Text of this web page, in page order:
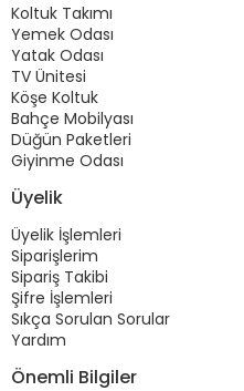
Koltuk Takımı
Yemek Odası
Yatak Odası
TV Ünitesi
Köşe Koltuk
Bahçe Mobilyası
Düğün Paketleri
Giyinme Odası
Üyelik
Üyelik İşlemleri
Siparişlerim
Sipariş Takibi
Şifre İşlemleri
Sıkça Sorulan Sorular
Yardım
Önemli Bilgiler